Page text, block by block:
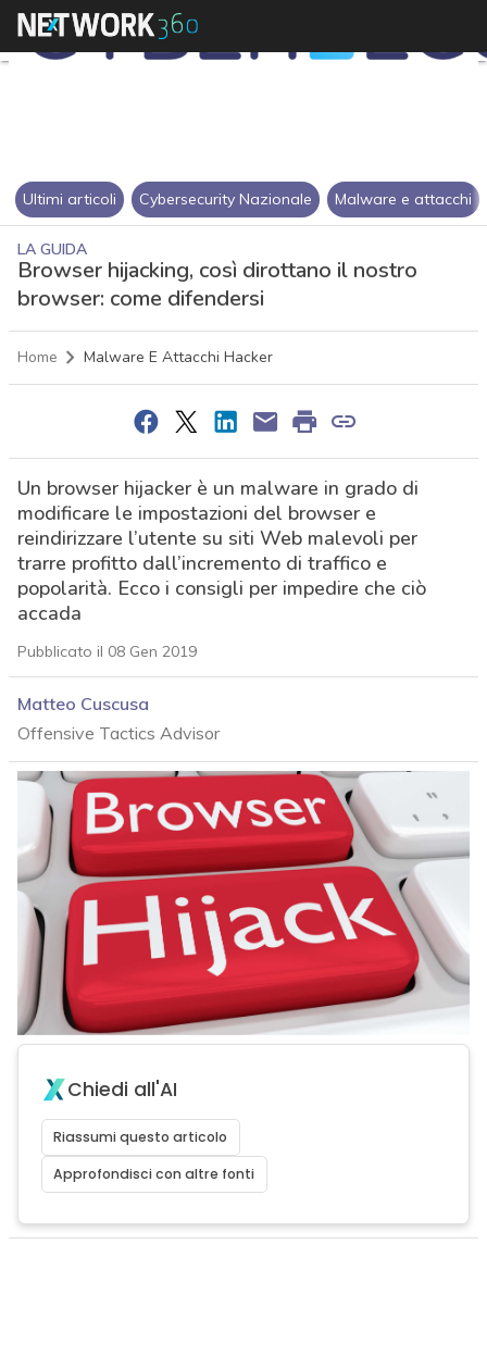
Ultimi articoli Cybersecurity Nazionale Malware e attacchi
LA GUIDA
Browser hijacking, così dirottano il nostro
browser: come difendersi
Home Malware E Attacchi Hacker
Un browser hijacker è un malware in grado di
modificare le impostazioni del browser e
reindirizzare l’utente su siti Web malevoli per
trarre profitto dall’incremento di traffico e
popolarità. Ecco i consigli per impedire che ciò
accada
Pubblicato il 08 Gen 2019
Matteo Cuscusa
Offensive Tactics Advisor
Chiedi all'AI
Riassumi questo articolo
Approfondisci con altre fonti